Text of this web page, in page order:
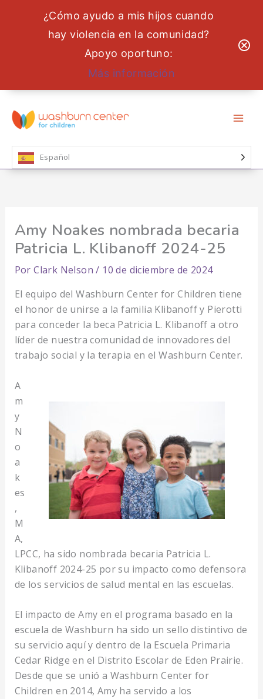
¿Cómo ayudo a mis hijos cuando
hay violencia en la comunidad?
Apoyo oportuno:
Más información
contenido
Español
Amy Noakes nombrada becaria
Patricia L. Klibanoff 2024-25
PorClark Nelson/ 10 de diciembre de 2024
El equipo del Washburn Center for Children tiene
el honor de unirse a la familia Klibanoff y Pierotti
para conceder la beca Patricia L. Klibanoff a otro
líder de nuestra comunidad de innovadores del
trabajo social y la terapia en el Washburn Center.
A
m
y
N
o
a
k
es
,
M
A,
LPCC, ha sido nombrada becaria Patricia L.
Klibanoff 2024-25 por su impacto como defensora
de los servicios de salud mental en las escuelas.
El impacto de Amy en el programa basado en la
escuela de Washburn ha sido un sello distintivo de
su servicio aquí y dentro de la Escuela Primaria
Cedar Ridge en el Distrito Escolar de Eden Prairie.
Desde que se unió a Washburn Center for
Children en 2014, Amy ha servido a los